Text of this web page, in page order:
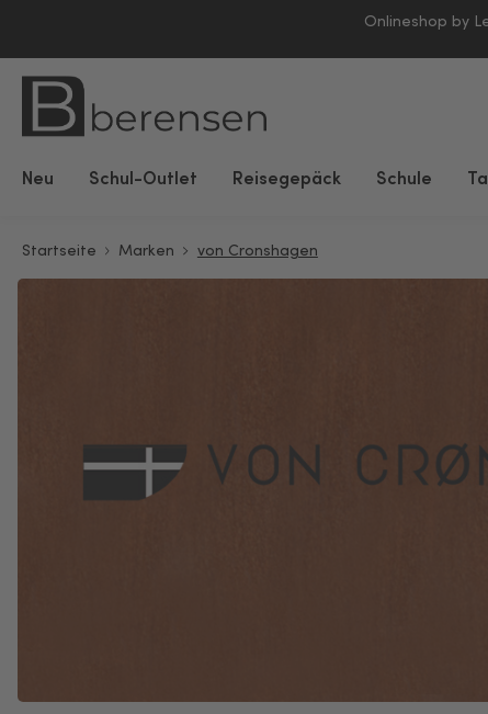
Onlineshop by
Neu Schul-Outlet Reisegepäck Schule
Startseite Marken von Cronshagen